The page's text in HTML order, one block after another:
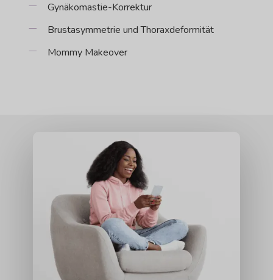
Gynäkomastie-Korrektur
Brustasymmetrie und Thoraxdeformität
Mommy Makeover